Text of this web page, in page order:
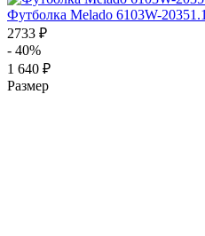
Футболка Melado 6103W-
2733 ₽
- 40%
1 640 ₽
Размер